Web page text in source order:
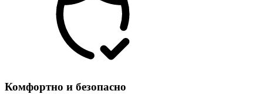
Комфортно и безопасно